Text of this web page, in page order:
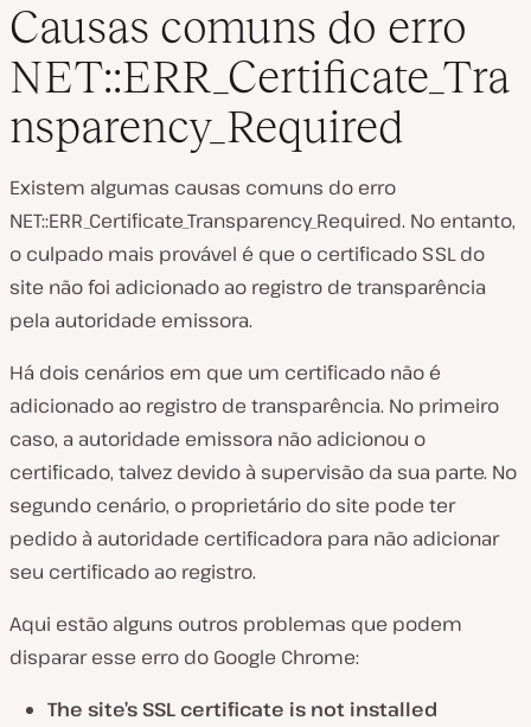
Causas comuns do erro
NET::ERR_Certificate_Tra
nsparency_Required
Existem algumas causas comuns do erro
NET::ERR_Certificate_Transparency_Required. No entanto,
o culpado mais provável é que o certificado SSL do
site não foi adicionado ao registro de transparência
pela autoridade emissora.
Há dois cenários em que um certificado não é
adicionado ao registro de transparência. No primeiro
caso, a autoridade emissora não adicionou o
certificado, talvez devido à supervisão da sua parte. No
segundo cenário, o proprietário do site pode ter
pedido à autoridade certificadora para não adicionar
seu certificado ao registro.
Aqui estão alguns outros problemas que podem
disparar esse erro do Google Chrome:
The site’s SSL certificate is not installed